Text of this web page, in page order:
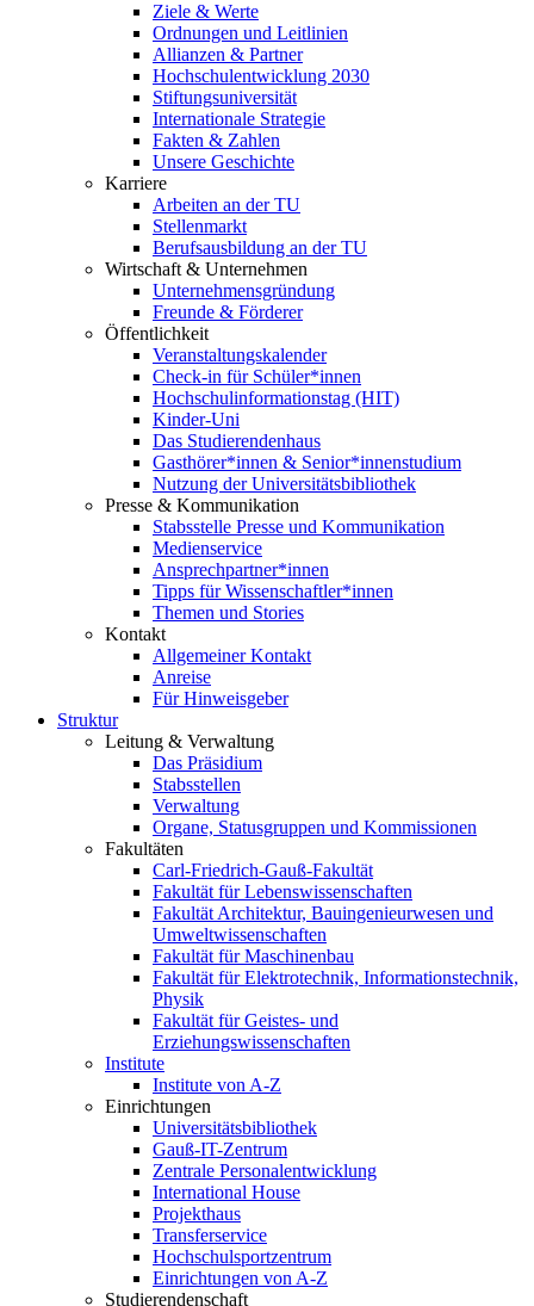
Ziele & Werte
Ordnungen und Leitlinien
Allianzen & Partner
Hochschulentwicklung 2030
Stiftungsuniversität
Internationale Strategie
Fakten & Zahlen
Unsere Geschichte
Karriere
Arbeiten an der TU
Stellenmarkt
Berufsausbildung an der TU
Wirtschaft & Unternehmen
Unternehmensgründung
Freunde & Förderer
Öffentlichkeit
Veranstaltungskalender
Check-in für Schüler*innen
Hochschulinformationstag (HIT)
Kinder-Uni
Das Studierendenhaus
Gasthörer*innen & Senior*innenstudium
Nutzung der Universitätsbibliothek
Presse & Kommunikation
Stabsstelle Presse und Kommunikation
Medienservice
Ansprechpartner*innen
Tipps für Wissenschaftler*innen
Themen und Stories
Kontakt
Allgemeiner Kontakt
Anreise
Für Hinweisgeber
Struktur
Leitung & Verwaltung
Das Präsidium
Stabsstellen
Verwaltung
Organe, Statusgruppen und Kommissionen
Fakultäten
Carl-Friedrich-Gauß-Fakultät
Fakultät für Lebenswissenschaften
Fakultät Architektur, Bauingenieurwesen und
Umweltwissenschaften
Fakultät für Maschinenbau
Fakultät für Elektrotechnik, Informationstechnik,
Physik
Fakultät für Geistes- und
Erziehungswissenschaften
Institute
Institute von A-Z
Einrichtungen
Universitätsbibliothek
Gauß-IT-Zentrum
Zentrale Personalentwicklung
International House
Projekthaus
Transferservice
Hochschulsportzentrum
Einrichtungen von A-Z
Studierendenschaft